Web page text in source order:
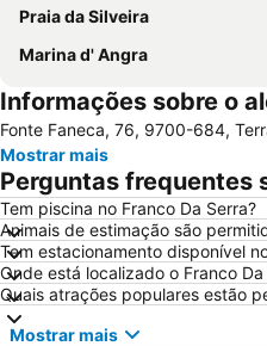
Praia da Silveira
Marina d' Angra
Informações sobre o
Fonte Faneca, 76, 9700-684,
Mostrar mais
Perguntas frequentes
Tem piscina no Franco Da Serra?
Animais de estimação são
Tem estacionamento disponível
Onde está localizado o Franco Da
Quais atrações populares estão
Mostrar mais